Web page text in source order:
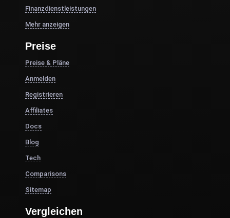
Finanzdienstleistungen
Mehr anzeigen
Preise
Preise & Pläne
Anmelden
Registrieren
Affiliates
Docs
Blog
Tech
Comparisons
Sitemap
Vergleichen